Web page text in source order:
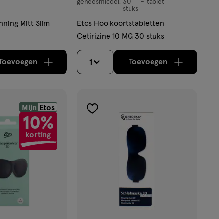
Mitt Slim
verhoog aantal met één Limiet bereikt. Je kan
geneesmiddel,
geneesmiddel
30
stuks
tablet
Etos Hooikoortstabletten
Cetirizine 10 MG 30 stuks
1 Toevoegenverhoog aantal
Mijn Etos
10%
korting
toevoegen